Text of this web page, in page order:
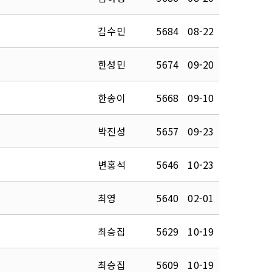
김수민 5684 08-22
한성민 5674 09-20
한송이 5668 09-10
박진성 5657 09-23
변홍석 5646 10-23
최영 5640 02-01
최승집 5629 10-19
최승집 5609 10-19